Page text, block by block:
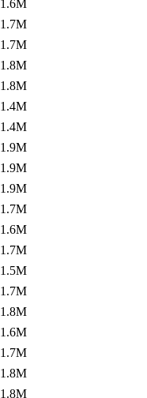
1.6M
1.7M
1.7M
1.8M
1.8M
1.4M
1.4M
1.9M
1.9M
1.9M
1.7M
1.6M
1.7M
1.5M
1.7M
1.8M
1.6M
1.7M
1.8M
1.8M